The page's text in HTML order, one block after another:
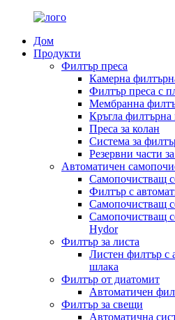
Дом
Продукти
Филтър преса
Камерна
Филтър преса с
Мембранна
Кръгла филтърна
Преса за колан
Система за
Резервни части
Автоматичен
Самопочистващ
Филтър с
Самопочистващ
Самопочистващ
Hydor
Филтър за листа
Листен филтър с
шлака
Филтър от диатомит
Автоматичен
Филтър за свещи
Автоматична